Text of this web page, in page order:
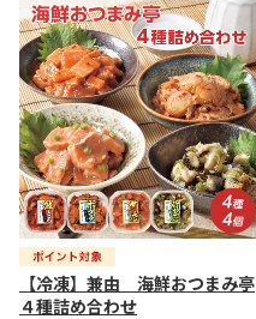
【冷凍】兼由 海鮮おつまみ亭
４種詰め合わせ